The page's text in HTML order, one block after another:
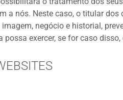
a nós. Neste caso, o titular
negócio e historial,
exercer, se for caso